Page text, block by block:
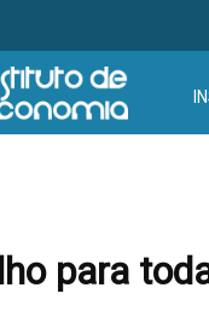
para